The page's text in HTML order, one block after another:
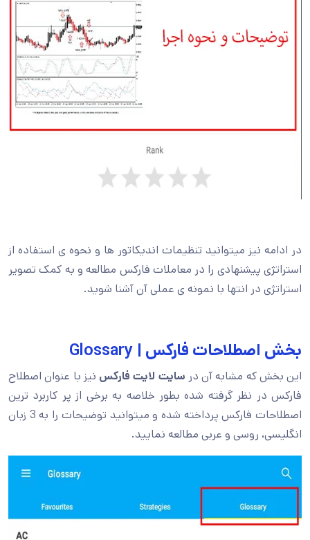
در ادامه نیز میتوانید تنظیمات اندیکاتور ها و نحوه ی استفاده از
استراتژی پیشنهادی را در معاملات فارکس مطالعه و به کمک تصویر
استراتژی در انتها با نمونه ی عملی آن آشنا شوید.
بخش اصطلاحات فارکس | Glossary
این بخش که مشابه آن در سایت لایت فارکس نیز با عنوان اصطلاح
فارکس در نظر گرفته شده بطور خلاصه به برخی از پر کاربرد ترین
اصطلاحات فارکس پرداخته شده و میتوانید توضیحات را به 3 زبان
انگلیسی، روسی و عربی مطالعه نمایید.